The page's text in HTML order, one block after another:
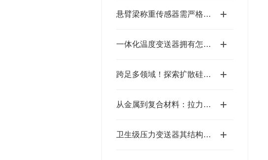
悬臂梁称重传感器需严格遵循以下测定步骤
一体化温度变送器拥有怎样的技术特点呢？
跨足多领域！探索扩散硅压力变送器的惊人应用
从金属到复合材料：拉力测试传感器的应用探索
卫生级压力变送器其结构主要包括以下部分